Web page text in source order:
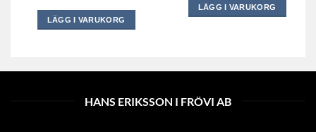
LÄGG I VARUKORG
LÄGG I VARUKORG
HANS ERIKSSON I FRÖVI AB